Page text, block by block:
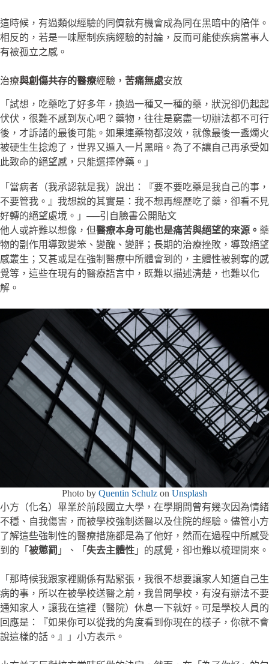
這時候，有過類似經驗的同儕就有機會成為同在黑暗中的陪伴。
相反的，若是一味壓制疾病經驗的討論，反而可能使疾病當事人
有被孤立之感。
治療與創傷共存的醫療經驗， 苦痛無處安放
「試想，吃藥吃了好多年，換過一種又一種的藥，狀況卻仍起起
伏伏，很難不感到灰心吧？藥物，往往是窮盡一切辦法都不可行
後，才訴諸的最後可能。如果連藥物都沒效，就像最後一盞燭火
被硬生生捻熄了，世界又遁入一片黑暗。為了不讓自己再承受如
此致命的絕望感，只能選擇停藥。」
「當病者（我承認就是我）說出：『要不要吃藥是我自己的事，
不要管我。』我想說的其實是：我不想再經歷吃了藥，卻看不見
好轉的絕望處境。」 ──引自臉書公開貼文
他人或許難以想像，但醫療本身可能也是痛苦與絕望的來源。 藥
物的副作用導致變笨、變醜、變胖；長期的治療挫敗，導致絕望
感叢生；又甚或是在強制醫療中所體會到的，主體性被剝奪的感
覺等，這些在現有的醫療語言中，既難以描述清楚，也難以化
解。
Photo by Quentin Schulz on Unsplash
小方（化名）畢業於前段國立大學，在學期間曾有幾次因為情緒
不穩、自我傷害，而被學校強制送醫以及住院的經驗。儘管小方
了解這些強制性的醫療措施都是為了他好，然而在過程中所感受
到的「 被懲罰 」、「 失去主體性 」的感覺，卻也難以梳理開來。
「那時候我跟家裡關係有點緊張，我很不想要讓家人知道自己生
病的事，所以在被學校送醫之前，我曾問學校，有沒有辦法不要
通知家人，讓我在這裡（醫院）休息一下就好。可是學校人員的
回應是：『如果你可以從我的角度看到你現在的樣子，你就不會
說這樣的話。』」小方表示。